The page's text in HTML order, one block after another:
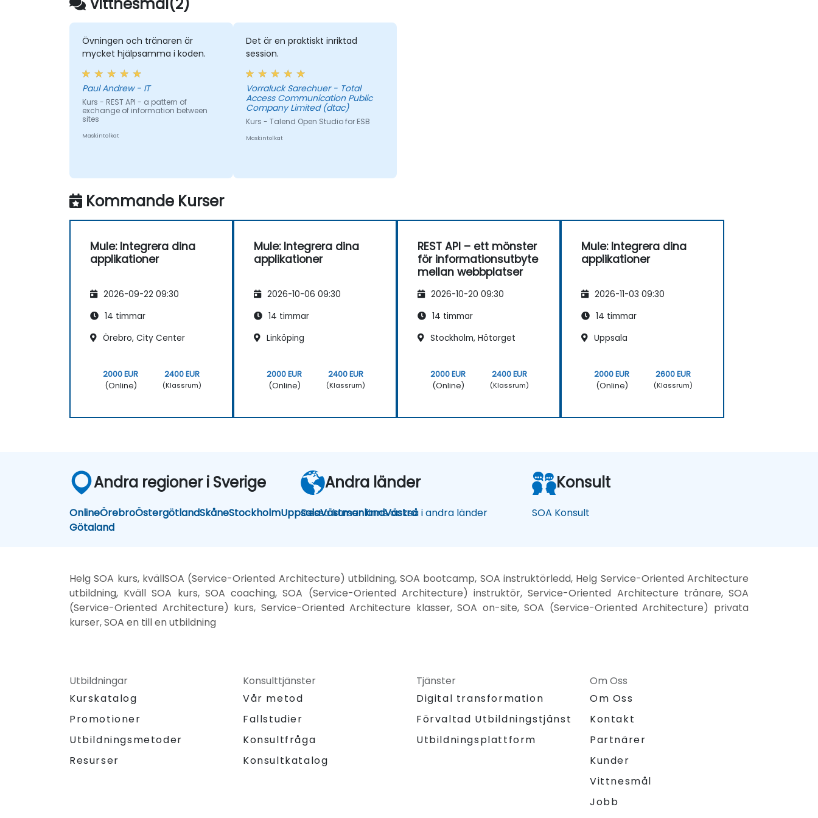
Övningen och tränaren är
mycket hjälpsamma i koden.
Paul Andrew - IT
Kurs - REST API - a pattern of
exchange of information between
sites
Maskintolkat
Det är en praktiskt inriktad
session.
Vorraluck Sarechuer - Total
Access Communication Public
Company Limited (dtac)
Kurs - Talend Open Studio for ESB
Maskintolkat
Kommande Kurser
Mule: Integrera dina
applikationer
2026-09-22 09:30
14 timmar
Örebro, City Center
2000 EUR
(Online)
2400 EUR
(Klassrum)
Mule: Integrera dina
applikationer
2026-10-06 09:30
14 timmar
Linköping
2000 EUR
(Online)
2400 EUR
(Klassrum)
REST API – ett mönster
för informationsutbyte
mellan webbplatser
2026-10-20 09:30
14 timmar
Stockholm, Hötorget
2000 EUR
(Online)
2400 EUR
(Klassrum)
Mule: Integrera dina
applikationer
2026-11-03 09:30
14 timmar
Uppsala
2000 EUR
(Online)
2600 EUR
(Klassrum)
Andra regioner i Sverige
OnlineÖrebroÖstergötlandSkåneStockholmUppsalaVästmanlandVästra
Götaland
Andra länder
Dessa kurser finns också i andra länder
Konsult
SOA Konsult
Helg SOA kurs, kvällSOA (Service-Oriented Architecture) utbildning, SOA bootcamp, SOA instruktörledd, Helg Service-Oriented Architecture
utbildning, Kväll SOA kurs, SOA coaching, SOA (Service-Oriented Architecture) instruktör, Service-Oriented Architecture tränare, SOA
(Service-Oriented Architecture) kurs, Service-Oriented Architecture klasser, SOA on-site, SOA (Service-Oriented Architecture) privata
kurser, SOA en till en utbildning
Utbildningar
Kurskatalog
Promotioner
Utbildningsmetoder
Resurser
Konsulttjänster
Vår metod
Fallstudier
Konsultfråga
Konsultkatalog
Tjänster
Digital transformation
Förvaltad Utbildningstjänst
Utbildningsplattform
Om Oss
Om Oss
Kontakt
Partnärer
Kunder
Vittnesmål
Jobb